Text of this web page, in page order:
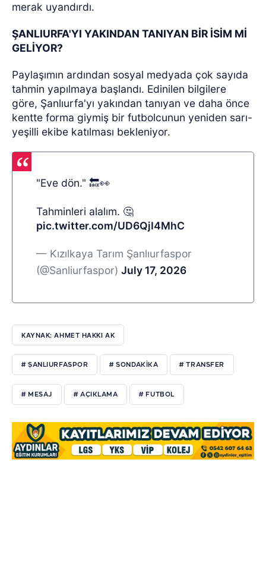
merak uyandırdı.
ŞANLIURFA'YI YAKINDAN TANIYAN BİR İSİM Mİ
GELİYOR?
Paylaşımın ardından sosyal medyada çok sayıda
tahmin yapılmaya başlandı. Edinilen bilgilere
göre, Şanlıurfa'yı yakından tanıyan ve daha önce
kentte forma giymiş bir futbolcunun yeniden sarı-
yeşilli ekibe katılması bekleniyor.
"Eve dön." 🔙👀
Tahminleri alalım. 🤔
pic.twitter.com/UD6QjI4MhC
— Kızılkaya Tarım Şanlıurfaspor
(@Sanliurfaspor) July 17, 2026
KAYNAK: AHMET HAKKI AK
# ŞANLIURFASPOR # SONDAKIKA # TRANSFER
# MESAJ # AÇIKLAMA # FUTBOL